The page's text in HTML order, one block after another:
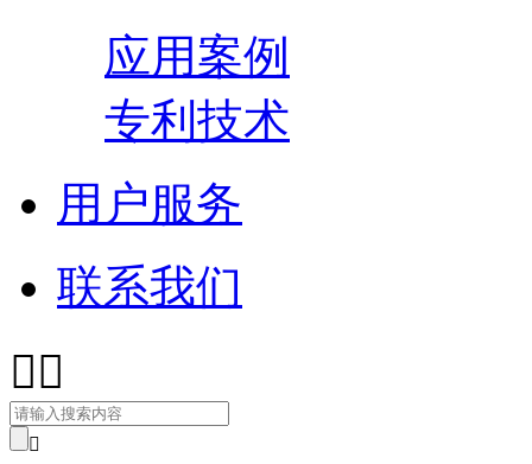
应用案例
专利技术
用户服务
联系我们

